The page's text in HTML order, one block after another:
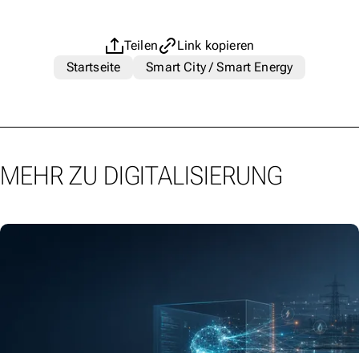
Teilen
Link kopieren
Startseite
Smart City / Smart Energy
MEHR ZU DIGITALISIERUNG